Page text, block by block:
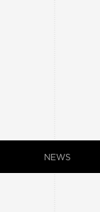
NEWS